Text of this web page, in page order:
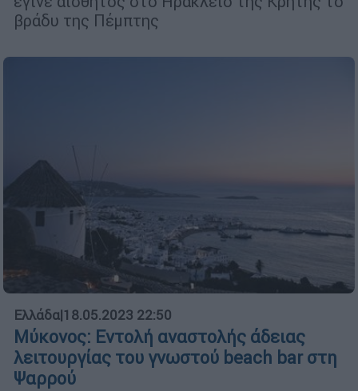
βράδυ της Πέμπτης
Ελλάδα|18.05.2023 22:50
Μύκονος: Εντολή αναστολής άδειας
λειτουργίας του γνωστού beach bar στη
Ψαρρού